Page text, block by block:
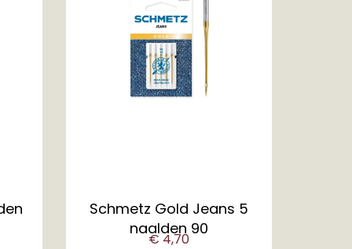
Schmetz Gold Jeans 5
naalden 90
€4,70